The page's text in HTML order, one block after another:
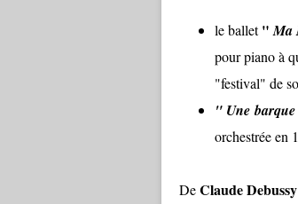
le ballet"Ma
pour piano à
"festival" de
" Une
orchestrée en
DeClaude Debussy